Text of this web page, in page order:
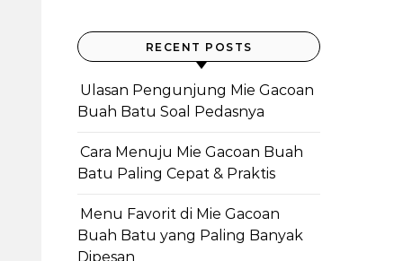
RECENT POSTS
Ulasan Pengunjung Mie Gacoan
Buah Batu Soal Pedasnya
Cara Menuju Mie Gacoan Buah
Batu Paling Cepat & Praktis
Menu Favorit di Mie Gacoan
Buah Batu yang Paling Banyak
Dipesan